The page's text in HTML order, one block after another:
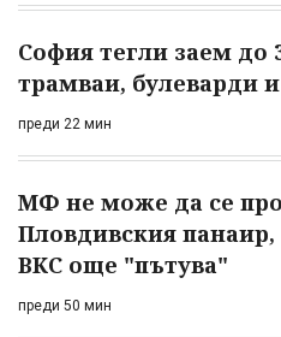
София тегли заем до
трамваи, булеварди
преди 22 мин
МФ не може да се
Пловдивския
ВКС още "пътува"
преди 50 мин